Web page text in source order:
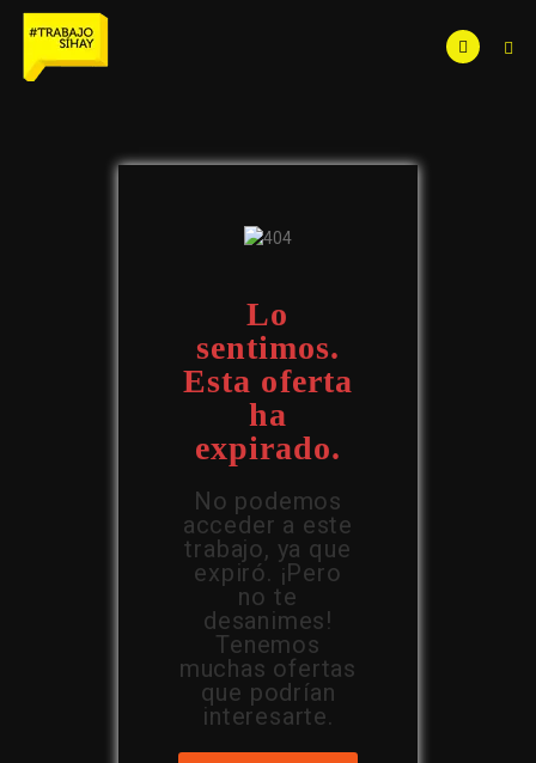
Lo
sentimos.
Esta oferta
ha
expirado.
No podemos
acceder a este
trabajo, ya que
expiró. ¡Pero
no te
desanimes!
Tenemos
muchas ofertas
que podrían
interesarte.